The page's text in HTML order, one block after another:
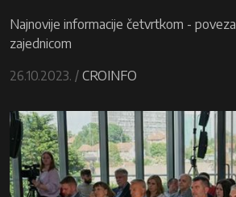
Najnovije informacije četvrtkom -
zajednicom
26.10.2023. / CROINFO